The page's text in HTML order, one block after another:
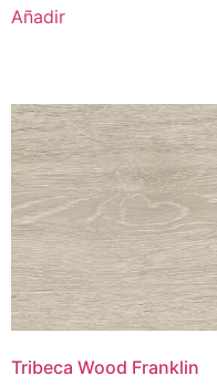
Añadir
Tribeca Wood Franklin